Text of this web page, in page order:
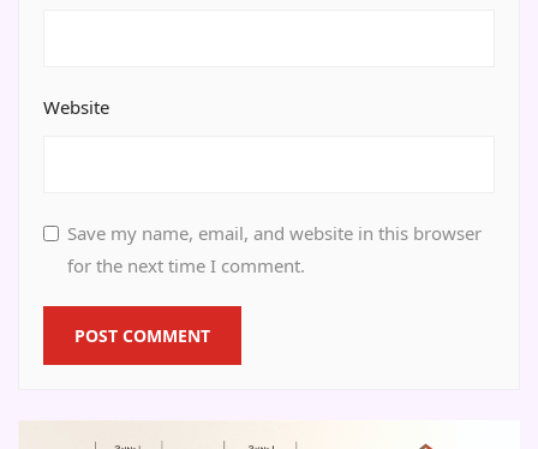
Website
Save my name, email, and website in this browser
for the next time I comment.